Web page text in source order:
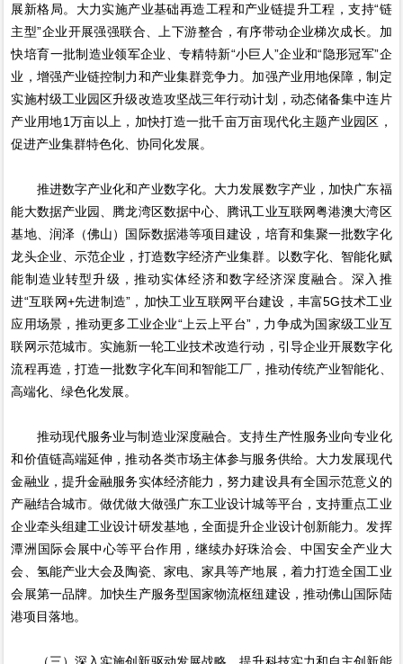
展新格局。大力实施产业基础再造工程和产业链提升工程，支持“链
主型”企业开展强强联合、上下游整合，有序带动企业梯次成长。加
快培育一批制造业领军企业、专精特新“小巨人”企业和“隐形冠军”企
业，增强产业链控制力和产业集群竞争力。加强产业用地保障，制定
实施村级工业园区升级改造攻坚战三年行动计划，动态储备集中连片
产业用地1万亩以上，加快打造一批千亩万亩现代化主题产业园区，
促进产业集群特色化、协同化发展。
推进数字产业化和产业数字化。大力发展数字产业，加快广东福
能大数据产业园、腾龙湾区数据中心、腾讯工业互联网粤港澳大湾区
基地、润泽（佛山）国际数据港等项目建设，培育和集聚一批数字化
龙头企业、示范企业，打造数字经济产业集群。以数字化、智能化赋
能制造业转型升级，推动实体经济和数字经济深度融合。深入推
进“互联网+先进制造”，加快工业互联网平台建设，丰富5G技术工业
应用场景，推动更多工业企业“上云上平台”，力争成为国家级工业互
联网示范城市。实施新一轮工业技术改造行动，引导企业开展数字化
流程再造，打造一批数字化车间和智能工厂，推动传统产业智能化、
高端化、绿色化发展。
推动现代服务业与制造业深度融合。支持生产性服务业向专业化
和价值链高端延伸，推动各类市场主体参与服务供给。大力发展现代
金融业，提升金融服务实体经济能力，努力建设具有全国示范意义的
产融结合城市。做优做大做强广东工业设计城等平台，支持重点工业
企业牵头组建工业设计研发基地，全面提升企业设计创新能力。发挥
潭洲国际会展中心等平台作用，继续办好珠洽会、中国安全产业大
会、氢能产业大会及陶瓷、家电、家具等产地展，着力打造全国工业
会展第一品牌。加快生产服务型国家物流枢纽建设，推动佛山国际陆
港项目落地。